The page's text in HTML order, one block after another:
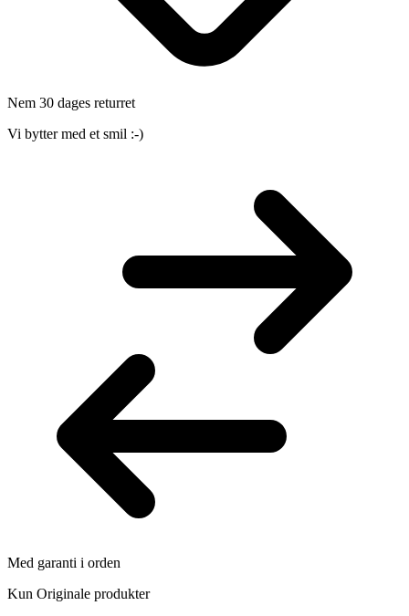
Nem 30 dages returret
Vi bytter med et smil :-)
Med garanti i orden
Kun Originale produkter